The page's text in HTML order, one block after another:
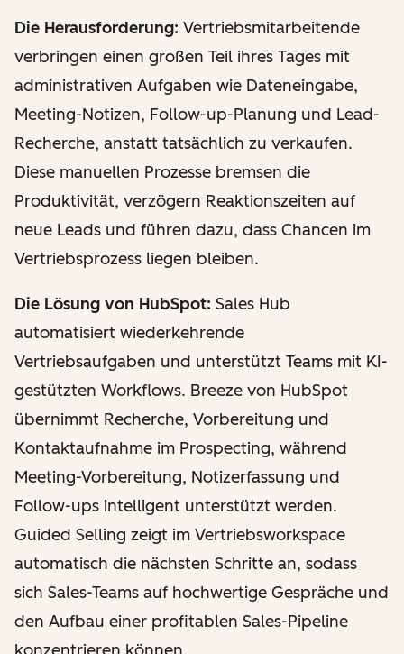
Die Herausforderung: Vertriebsmitarbeitende
verbringen einen großen Teil ihres Tages mit
administrativen Aufgaben wie Dateneingabe,
Meeting-Notizen, Follow-up-Planung und Lead-
Recherche, anstatt tatsächlich zu verkaufen.
Diese manuellen Prozesse bremsen die
Produktivität, verzögern Reaktionszeiten auf
neue Leads und führen dazu, dass Chancen im
Vertriebsprozess liegen bleiben.
Die Lösung von HubSpot: Sales Hub
automatisiert wiederkehrende
Vertriebsaufgaben und unterstützt Teams mit KI-
gestützten Workflows. Breeze von HubSpot
übernimmt Recherche, Vorbereitung und
Kontaktaufnahme im Prospecting, während
Meeting-Vorbereitung, Notizerfassung und
Follow-ups intelligent unterstützt werden.
Guided Selling zeigt im Vertriebsworkspace
automatisch die nächsten Schritte an, sodass
sich Sales-Teams auf hochwertige Gespräche und
den Aufbau einer profitablen Sales-Pipeline